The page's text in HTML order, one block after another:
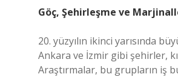
Göç, Şehirleşme ve
20. yüzyılın ikinci yarısında
Ankara ve İzmir gibi şehirler,
Araştırmalar, bu grupların iş